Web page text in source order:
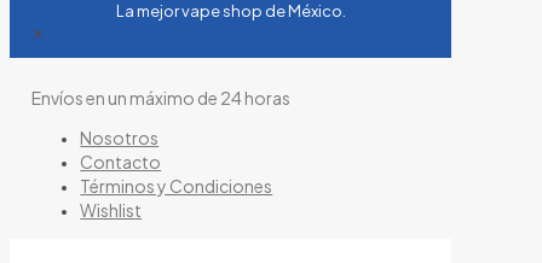
La mejor vape shop de México.
✕
Envíos en un máximo de 24 horas
Nosotros
Contacto
Términos y Condiciones
Wishlist